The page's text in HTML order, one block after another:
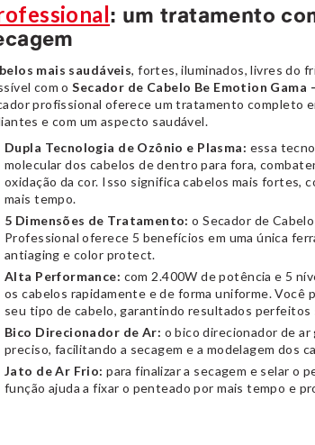
: um tratamento
mais saudáveis, fortes, iluminados, livres do
com oSecador de Cabelo Be Emotion Gama
profissional oferece um tratamento completo
e com um aspecto saudável.
Dupla Tecnologia de Ozônio e Plasma: essa
molecular dos cabelos de dentro para fora,
oxidação da cor. Isso significa cabelos mais fortes,
mais tempo.
5 Dimensões de Tratamento: o Secador de
Professional oferece 5 benefícios em uma única
antiaging e color protect.
Alta Performance: com 2.400W de potência e 5
os cabelos rapidamente e de forma uniforme. Você
seu tipo de cabelo, garantindo resultados perfeitos
Bico Direcionador de Ar: o bico direcionador de
preciso, facilitando a secagem e a modelagem dos
Jato de Ar Frio: para finalizar a secagem e selar o
função ajuda a fixar o penteado por mais tempo e